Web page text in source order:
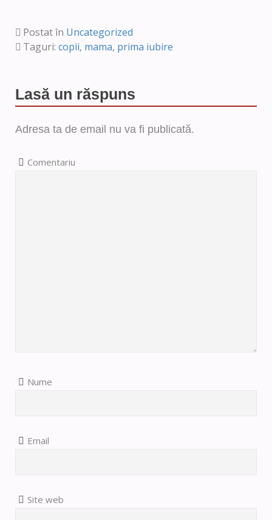
Postat în Uncategorized
Taguri: copii, mama, prima iubire
Lasă un răspuns
Adresa ta de email nu va fi publicată.
Comentariu
Nume
Email
Site web